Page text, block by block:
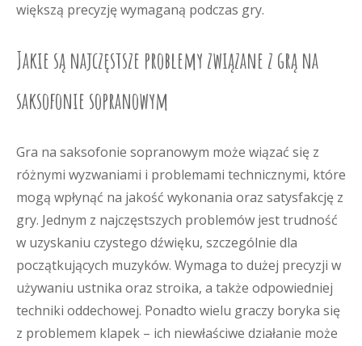
większą precyzję wymaganą podczas gry.
Jakie są najczęstsze problemy związane z grą na
saksofonie sopranowym
Gra na saksofonie sopranowym może wiązać się z
różnymi wyzwaniami i problemami technicznymi, które
mogą wpłynąć na jakość wykonania oraz satysfakcję z
gry. Jednym z najczęstszych problemów jest trudność
w uzyskaniu czystego dźwięku, szczególnie dla
początkujących muzyków. Wymaga to dużej precyzji w
używaniu ustnika oraz stroika, a także odpowiedniej
techniki oddechowej. Ponadto wielu graczy boryka się
z problemem klapek – ich niewłaściwe działanie może